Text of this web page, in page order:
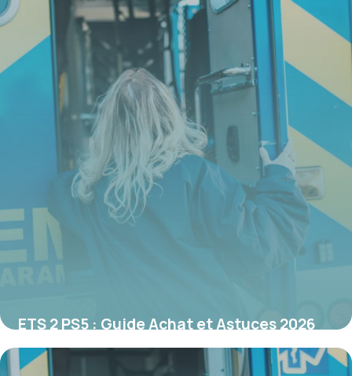
ETS 2 PS5 : Guide Achat et Astuces 2026
21 mai 2026